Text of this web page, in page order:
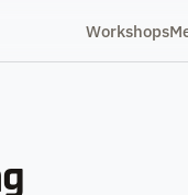
Workshops